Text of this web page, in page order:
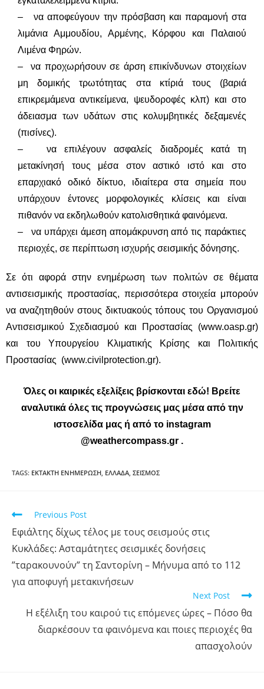
– να αποφεύγουν την πρόσβαση και παραμονή στα
λιμάνια Αμμουδίου, Αρμένης, Κόρφου και Παλαιού
Λιμένα Φηρών.
– να προχωρήσουν σε άρση επικίνδυνων στοιχείων
μη δομικής τρωτότητας στα κτίριά τους (βαριά
επικρεμάμενα αντικείμενα, ψευδοροφές κλπ) και στο
άδειασμα των υδάτων στις κολυμβητικές δεξαμενές
(πισίνες).
– να επιλέγουν ασφαλείς διαδρομές κατά τη
μετακίνησή τους μέσα στον αστικό ιστό και στο
επαρχιακό οδικό δίκτυο, ιδιαίτερα στα σημεία που
υπάρχουν έντονες μορφολογικές κλίσεις και είναι
πιθανόν να εκδηλωθούν κατολισθητικά φαινόμενα.
– να υπάρχει άμεση απομάκρυνση από τις παράκτιες
περιοχές, σε περίπτωση ισχυρής σεισμικής δόνησης.
Σε ότι αφορά στην ενημέρωση των πολιτών σε θέματα
αντισεισμικής προστασίας, περισσότερα στοιχεία μπορούν
να αναζητηθούν στους δικτυακούς τόπους του Οργανισμού
Αντισεισμικού Σχεδιασμού και Προστασίας (www.oasp.gr)
και του Υπουργείου Κλιματικής Κρίσης και Πολιτικής
Προστασίας (www.civilprotection.gr).
Όλες οι καιρικές εξελίξεις βρίσκονται εδώ! Βρείτε
αναλυτικά όλες τις προγνώσεις μας μέσα από την
ιστοσελίδα μας ή από το instagram
@weathercompass.gr .
TAGS: ΕΚΤΑΚΤΗ ΕΝΗΜΕΡΩΣΗ ΕΛΛΑΔΑ ΣΕΙΣΜΟΣ
Previous Post
Εφιάλτης δίχως τέλος με τους σεισμούς στις
Κυκλάδες: Ασταμάτητες σεισμικές δονήσεις
”ταρακουνούν” τη Σαντορίνη – Μήνυμα από το 112
για αποφυγή μετακινήσεων
Next Post
Η εξέλιξη του καιρού τις επόμενες ώρες – Πόσο θα
διαρκέσουν τα φαινόμενα και ποιες περιοχές θα
απασχολούν